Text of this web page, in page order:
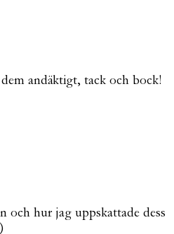
andäktigt, tack och bock!
och hur jag uppskattade dess
)